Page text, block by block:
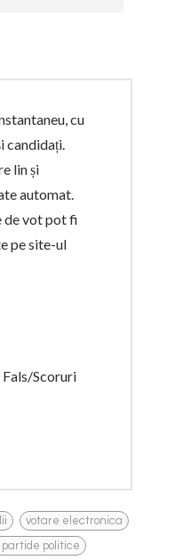
cu
candidați.
lin și
automat.
de vot pot fi
pe site-ul
Scoruri
votare electronica
politice ,